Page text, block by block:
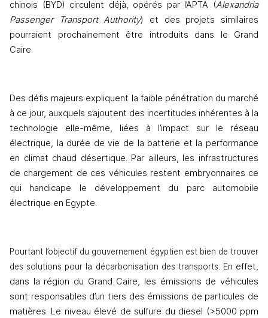
chinois (BYD) circulent déjà, opérés par l’APTA (Alexandria
Passenger Transport Authority) et des projets similaires
pourraient prochainement être introduits dans le Grand
Caire.
Des défis majeurs expliquent la faible pénétration du marché
à ce jour, auxquels s’ajoutent des incertitudes inhérentes à la
technologie elle-même, liées à l’impact sur le réseau
électrique, la durée de vie de la batterie et la performance
en climat chaud désertique. Par ailleurs, les infrastructures
de chargement de ces véhicules restent embryonnaires ce
qui handicape le développement du parc automobile
électrique en Egypte.
Pourtant l’objectif du gouvernement égyptien est bien de trouver
des solutions pour la décarbonisation des transports. En effet,
dans la région du Grand Caire, les émissions de véhicules
sont responsables d’un tiers des émissions de particules de
matières. Le niveau élevé de sulfure du diesel (>5000 ppm